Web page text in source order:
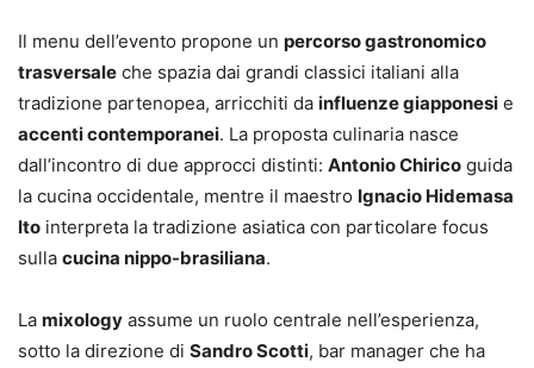
Il menu dell’evento propone un percorso gastronomico
trasversale che spazia dai grandi classici italiani alla
tradizione partenopea, arricchiti da influenze giapponesi e
accenti contemporanei. La proposta culinaria nasce
dall’incontro di due approcci distinti: Antonio Chirico guida
la cucina occidentale, mentre il maestro Ignacio Hidemasa
Ito interpreta la tradizione asiatica con particolare focus
sulla cucina nippo-brasiliana.
La mixology assume un ruolo centrale nell’esperienza,
sotto la direzione di Sandro Scotti, bar manager che ha